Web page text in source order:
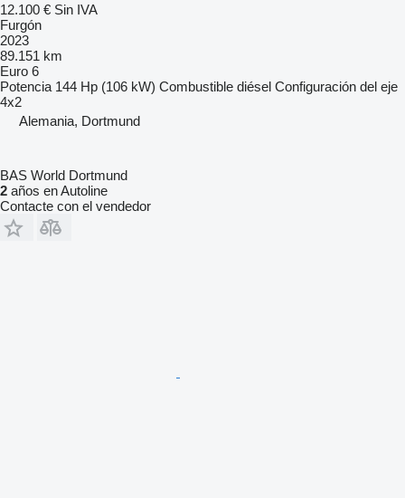
12.100 € Sin IVA
Furgón
2023
89.151 km
Euro 6
Potencia 144 Hp (106 kW) Combustible diésel Configuración del eje
4x2
Alemania, Dortmund
BAS World Dortmund
2 años en Autoline
Contacte con el vendedor